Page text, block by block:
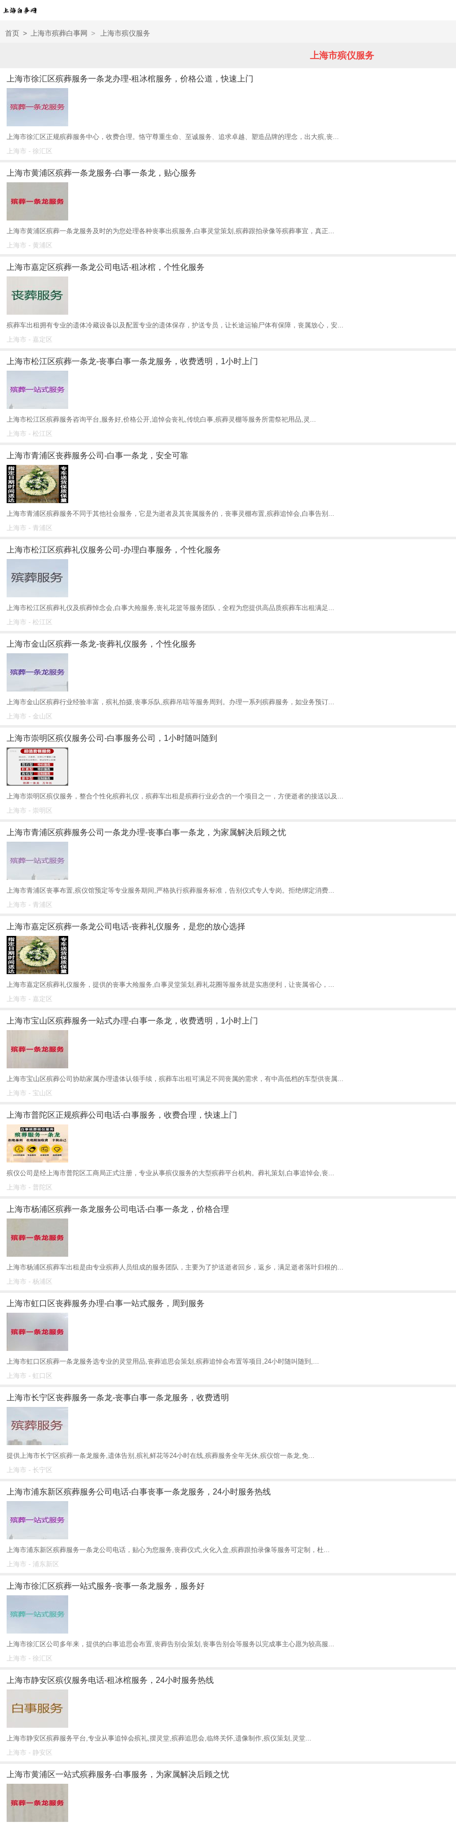
首页 > 上海市殡葬白事网 > 上海市殡仪服务
上海市殡仪服务
上海市徐汇区殡葬服务一条龙办理-租冰棺服务，价格公道，快速上门
上海市徐汇区正规殡葬服务中心，收费合理。恪守尊重生命、至诚服务、追求卓越、塑造品牌的理念，出大殡,丧...
上海市 - 徐汇区
上海市黄浦区殡葬一条龙服务-白事一条龙，贴心服务
上海市黄浦区殡葬一条龙服务及时的为您处理各种丧事出殡服务,白事灵堂策划,殡葬跟拍录像等殡葬事宜，真正...
上海市 - 黄浦区
上海市嘉定区殡葬一条龙公司电话-租冰棺，个性化服务
殡葬车出租拥有专业的遗体冷藏设备以及配置专业的遗体保存，护送专员，让长途运输尸体有保障，丧属放心，安...
上海市 - 嘉定区
上海市松江区殡葬一条龙-丧事白事一条龙服务，收费透明，1小时上门
上海市松江区殡葬服务咨询平台,服务好,价格公开,追悼会丧礼,传统白事,殡葬灵棚等服务所需祭祀用品,灵...
上海市 - 松江区
上海市青浦区丧葬服务公司-白事一条龙，安全可靠
上海市青浦区殡葬服务不同于其他社会服务，它是为逝者及其丧属服务的，丧事灵棚布置,殡葬追悼会,白事告别...
上海市 - 青浦区
上海市松江区殡葬礼仪服务公司-办理白事服务，个性化服务
上海市松江区殡葬礼仪及殡葬悼念会,白事大殓服务,丧礼花篮等服务团队，全程为您提供高品质殡葬车出租满足...
上海市 - 松江区
上海市金山区殡葬一条龙-丧葬礼仪服务，个性化服务
上海市金山区殡葬行业经验丰富，殡礼拍摄,丧事乐队,殡葬吊唁等服务周到。办理一系列殡葬服务，如业务预订...
上海市 - 金山区
上海市崇明区殡仪服务公司-白事服务公司，1小时随叫随到
上海市崇明区殡仪服务，整合个性化殡葬礼仪，殡葬车出租是殡葬行业必含的一个项目之一，方便逝者的接送以及...
上海市 - 崇明区
上海市青浦区殡葬服务公司一条龙办理-丧事白事一条龙，为家属解决后顾之忧
上海市青浦区丧事布置,殡仪馆预定等专业服务期间,严格执行殡葬服务标准，告别仪式专人专岗。拒绝绑定消费...
上海市 - 青浦区
上海市嘉定区殡葬一条龙公司电话-丧葬礼仪服务，是您的放心选择
上海市嘉定区殡葬礼仪服务，提供的丧事大殓服务,白事灵堂策划,葬礼花圈等服务就是实惠便利，让丧属省心，...
上海市 - 嘉定区
上海市宝山区殡葬服务一站式办理-白事一条龙，收费透明，1小时上门
上海市宝山区殡葬公司协助家属办理遗体认领手续，殡葬车出租可满足不同丧属的需求，有中高低档的车型供丧属...
上海市 - 宝山区
上海市普陀区正规殡葬公司电话-白事服务，收费合理，快速上门
殡仪公司是经上海市普陀区工商局正式注册，专业从事殡仪服务的大型殡葬平台机构。葬礼策划,白事追悼会,丧...
上海市 - 普陀区
上海市杨浦区殡葬一条龙服务公司电话-白事一条龙，价格合理
上海市杨浦区殡葬车出租是由专业殡葬人员组成的服务团队，主要为了护送逝者回乡，返乡，满足逝者落叶归根的...
上海市 - 杨浦区
上海市虹口区丧葬服务办理-白事一站式服务，周到服务
上海市虹口区殡葬一条龙服务选专业的灵堂用品,丧葬追思会策划,殡葬追悼会布置等项目,24小时随叫随到,...
上海市 - 虹口区
上海市长宁区丧葬服务一条龙-丧事白事一条龙服务，收费透明
提供上海市长宁区殡葬一条龙服务,遗体告别,殡礼鲜花等24小时在线,殡葬服务全年无休,殡仪馆一条龙,免...
上海市 - 长宁区
上海市浦东新区殡葬服务公司电话-白事丧事一条龙服务，24小时服务热线
上海市浦东新区殡葬服务一条龙公司电话，贴心为您服务,丧葬仪式,火化入盒,殡葬跟拍录像等服务可定制，杜...
上海市 - 浦东新区
上海市徐汇区殡葬一站式服务-丧事一条龙服务，服务好
上海市徐汇区公司多年来，提供的白事追思会布置,丧葬告别会策划,丧事告别会等服务以完成事主心愿为较高服...
上海市 - 徐汇区
上海市静安区殡仪服务电话-租冰棺服务，24小时服务热线
上海市静安区殡葬服务平台,专业从事追悼会殡礼,摆灵堂,殡葬追思会,临终关怀,遗像制作,殡仪策划,灵堂...
上海市 - 静安区
上海市黄浦区一站式殡葬服务-白事服务，为家属解决后顾之忧